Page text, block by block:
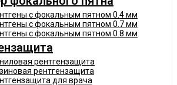
с фокальным пятном 0.4 мм
с фокальным пятном 0.7 мм
с фокальным пятном 0.8 мм
рентгензащита
рентгензащита
для врача